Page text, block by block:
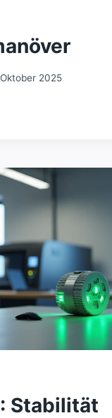
2025
Stabilität